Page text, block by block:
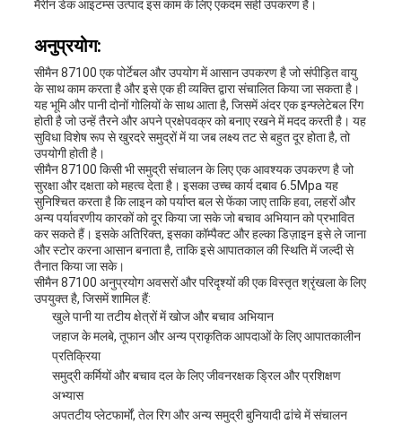
मैरीन डेक आइटम्स उत्पाद इस काम के लिए एकदम सही उपकरण है।
अनुप्रयोग:
सीमैन 87100 एक पोर्टेबल और उपयोग में आसान उपकरण है जो संपीड़ित वायु
के साथ काम करता है और इसे एक ही व्यक्ति द्वारा संचालित किया जा सकता है।
यह भूमि और पानी दोनों गोलियों के साथ आता है, जिसमें अंदर एक इन्फ्लेटेबल रिंग
होती है जो उन्हें तैरने और अपने प्रक्षेपवक्र को बनाए रखने में मदद करती है। यह
सुविधा विशेष रूप से खुरदरे समुद्रों में या जब लक्ष्य तट से बहुत दूर होता है, तो
उपयोगी होती है।
सीमैन 87100 किसी भी समुद्री संचालन के लिए एक आवश्यक उपकरण है जो
सुरक्षा और दक्षता को महत्व देता है। इसका उच्च कार्य दबाव 6.5Mpa यह
सुनिश्चित करता है कि लाइन को पर्याप्त बल से फेंका जाए ताकि हवा, लहरों और
अन्य पर्यावरणीय कारकों को दूर किया जा सके जो बचाव अभियान को प्रभावित
कर सकते हैं। इसके अतिरिक्त, इसका कॉम्पैक्ट और हल्का डिज़ाइन इसे ले जाना
और स्टोर करना आसान बनाता है, ताकि इसे आपातकाल की स्थिति में जल्दी से
तैनात किया जा सके।
सीमैन 87100 अनुप्रयोग अवसरों और परिदृश्यों की एक विस्तृत श्रृंखला के लिए
उपयुक्त है, जिसमें शामिल हैं:
खुले पानी या तटीय क्षेत्रों में खोज और बचाव अभियान
जहाज के मलबे, तूफान और अन्य प्राकृतिक आपदाओं के लिए आपातकालीन
प्रतिक्रिया
समुद्री कर्मियों और बचाव दल के लिए जीवनरक्षक ड्रिल और प्रशिक्षण
अभ्यास
अपतटीय प्लेटफार्मों, तेल रिग और अन्य समुद्री बुनियादी ढांचे में संचालन